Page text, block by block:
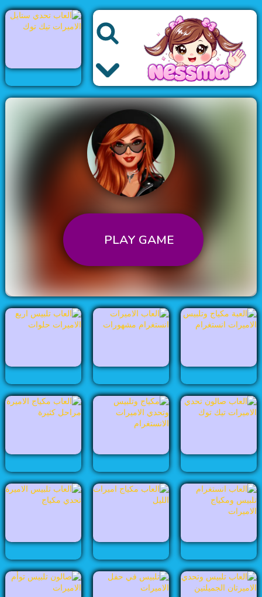
العاب اطفال
العاب الاميرات
العاب باربي
العاب بنات
العاب تلبيس
العاب تيك توك
العاب ديكور
العاب ستايل
العاب طبخ
العاب عرائس
Rating:3.3 18Votes 3453 Played
PLAY GAME